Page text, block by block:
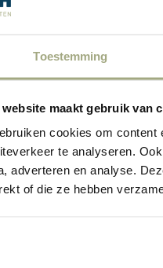
Toestemming
website maakt gebruik van
cookies om
te analyseren.
adverteren en analyse.
of die ze hebben
illustratie een voorbeeld.
overwegen conservatoir beslag
mag
Het proces van beslaglegging
voorzieningenrechter van een
onder andere aangegeven
ligt.